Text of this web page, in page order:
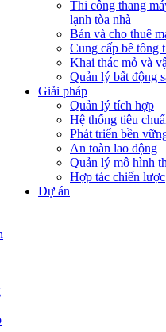
Thi công thang
lạnh tòa nhà
Bán và cho thuê
Cung cấp bê tông
Khai thác mỏ và
Quản lý bất động
Giải pháp
Quản lý tích hợp
Hệ thống tiêu
Phát triển bền
An toàn lao động
Quản lý mô hình
Hợp tác chiến lược
Dự án